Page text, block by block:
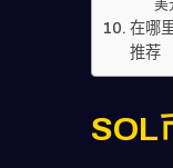
美
在哪
推荐
SOL